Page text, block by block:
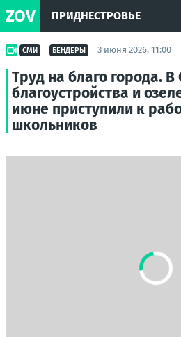
ZOV ПРИДНЕСТРОВЬЕ
СМИ БЕНДЕРЫ 3 июня 2026, 11:00
Труд на благо города.
благоустройства и
июне приступили к
школьников